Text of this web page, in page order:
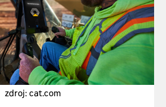
zdroj: cat.com